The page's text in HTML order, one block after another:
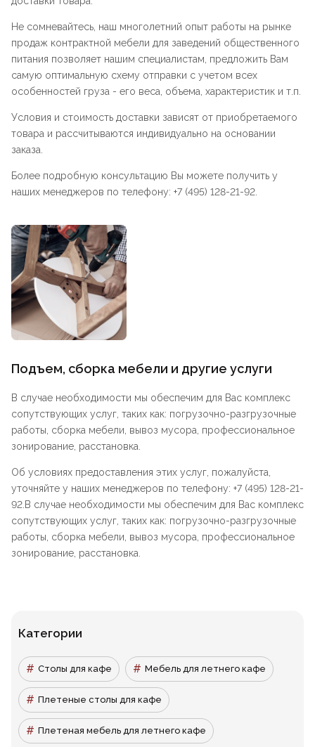
Не сомневайтесь, наш многолетний опыт работы на рынке
продаж контрактной мебели для заведений общественного
питания позволяет нашим специалистам, предложить Вам
самую оптимальную схему отправки с учетом всех
особенностей груза - его веса, объема, характеристик и т.п.
Условия и стоимость доставки зависят от приобретаемого
товара и рассчитываются индивидуально на основании
заказа.
Более подробную консультацию Вы можете получить у
наших менеджеров по телефону: +7 (495) 128-21-92.
Подъем, сборка мебели и другие услуги
В случае необходимости мы обеспечим для Вас комплекс
сопутствующих услуг, таких как: погрузочно-разгрузочные
работы, сборка мебели, вывоз мусора, профессиональное
зонирование, расстановка.
Об условиях предоставления этих услуг, пожалуйста,
уточняйте у наших менеджеров по телефону: +7 (495) 128-21-
92.В случае необходимости мы обеспечим для Вас комплекс
сопутствующих услуг, таких как: погрузочно-разгрузочные
работы, сборка мебели, вывоз мусора, профессиональное
зонирование, расстановка.
Категории
Столы для кафе Мебель для летнего кафе
Плетеные столы для кафе
Плетеная мебель для летнего кафе